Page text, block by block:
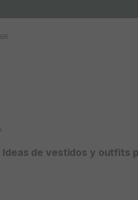
Ideas de vestidos y outfits